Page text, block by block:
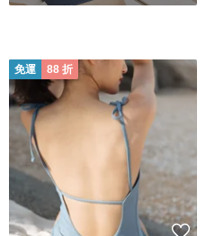
免運 88 折